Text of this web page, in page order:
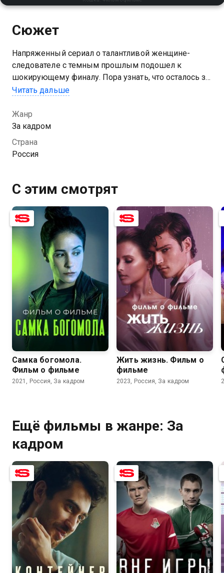
Сюжет
Напряженный сериал о талантливой женщине-
следователе с темным прошлым подошел к
шокирующему финалу. Пора узнать, что осталось за
кадром. История, вдохновленная реальной
свинцовым небом Калининграда и требовала
максимальной отдачи всех участников процесса. О
том, как это было, рассказывают исполнительница
главной роли Анастасия Тодореску, ее партнеры по
Читать дальше
Жанр
За кадром
Страна
Россия
С этим смотрят
Самка богомола.
Фильм о фильме
2021, Россия, За кадром
Жить жизнь. Фильм о
фильме
2023, Россия, За кадром
Ещё фильмы в жанре: За
кадром